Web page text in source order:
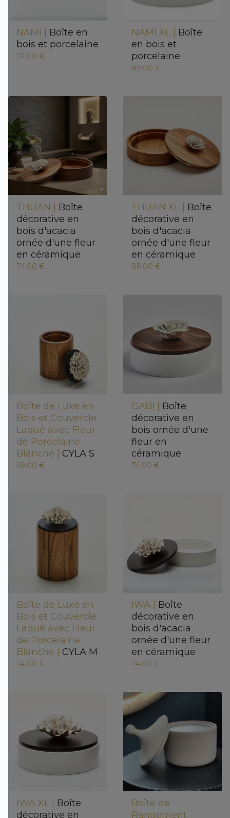
NAMI | Boîte en
bois et porcelaine
74,00 €
NAMI XL | Boîte
en bois et
porcelaine
89,00 €
THUAN | Boîte
décorative en
bois d'acacia
ornée d'une fleur
en céramique
74,00 €
THUAN XL | Boîte
décorative en
bois d'acacia
ornée d'une fleur
en céramique
89,00 €
Boîte de Luxe en
Bois et Couvercle
Laqué avec Fleur
de Porcelaine
Blanche | CYLA S
69,00 €
GABI | Boîte
décorative en
bois ornée d'une
fleur en
céramique
74,00 €
Boîte de Luxe en
Bois et Couvercle
Laqué avec Fleur
de Porcelaine
Blanche | CYLA M
74,00 €
IWA | Boîte
décorative en
bois d'acacia
ornée d'une fleur
en céramique
74,00 €
IWA XL | Boîte
décorative en
Boîte de
Rangement